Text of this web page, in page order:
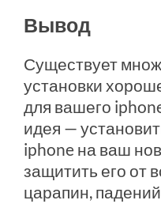
Вывод
Существует
установки
для вашего
идея —
iphone на ваш
защитить его от
царапин,